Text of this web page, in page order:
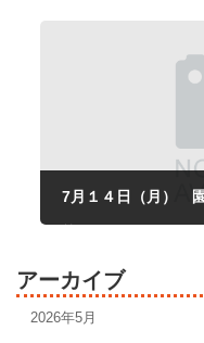
7月１４日（月）
アーカイブ
2026年5月